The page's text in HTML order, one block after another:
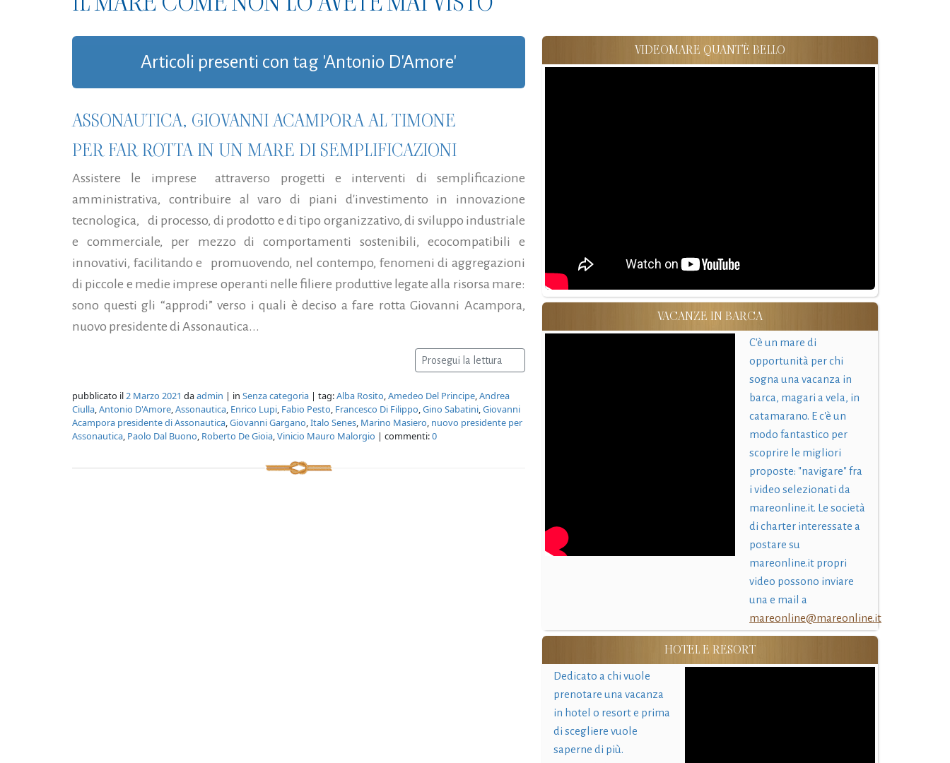
Articoli presenti con tag 'Antonio D'Amore'
ASSONAUTICA, GIOVANNI ACAMPORA AL TIMONE
PER FAR ROTTA IN UN MARE DI SEMPLIFICAZIONI
Assistere le imprese attraverso progetti e interventi di semplificazione
amministrativa, contribuire al varo di piani d'investimento in innovazione
tecnologica, di processo, di prodotto e di tipo organizzativo, di sviluppo industriale
e commerciale, per mezzo di comportamenti sostenibili, ecocompatibili e
innovativi, facilitando e promuovendo, nel contempo, fenomeni di aggregazioni
di piccole e medie imprese operanti nelle filiere produttive legate alla risorsa mare:
sono questi gli “approdi” verso i quali è deciso a fare rotta Giovanni Acampora,
nuovo presidente di Assonautica...
Prosegui la lettura
pubblicato il2 Marzo 2021 daadmin | in Senza categoria | tag:Alba Rosito,Amedeo Del Principe,Andrea
Ciulla,Antonio D'Amore,Assonautica, Enrico Lupi, Fabio Pesto, Francesco Di Filippo,Gino Sabatini,Giovanni
Acampora presidente di Assonautica,Giovanni Gargano,Italo Senes, Marino Masiero, nuovo presidente per
Assonautica, Paolo Dal Buono, Roberto De Gioia,Vinicio Mauro Malorgio | commenti:0
VIDEOMARE QUANT'È BELLO
VACANZE IN BARCA
C'è un mare di
opportunità per chi
sogna una vacanza in
barca, magari a vela, in
catamarano. E c'è un
modo fantastico per
scoprire le migliori
proposte: "navigare" fra
i video selezionati da
mareonline.it. Le società
di charter interessate a
postare su
mareonline.it propri
video possono inviare
una e mail a
mareonline@mareonline.it
HOTEL E RESORT
Dedicato a chi vuole
prenotare una vacanza
in hotel o resort e prima
di scegliere vuole
saperne di più.